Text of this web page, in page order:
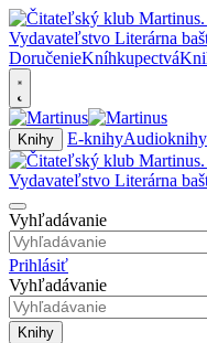
DoručenieKníhkupectvá
Knihy E-knihyAudioknihy
Vyhľadávanie
Prihlásiť
Vyhľadávanie
Knihy